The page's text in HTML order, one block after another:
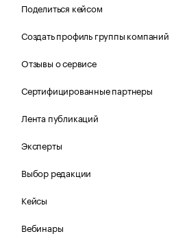
Поделиться кейсом
Создать профиль группы компаний
Отзывы о сервисе
Сертифицированные партнеры
Лента публикаций
Эксперты
Выбор редакции
Кейсы
Вебинары